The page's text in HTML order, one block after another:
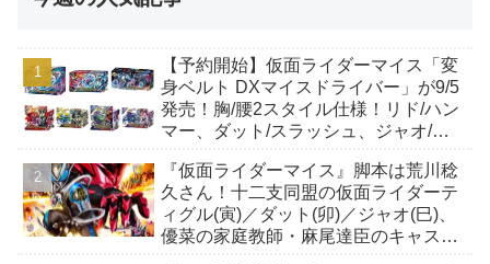
【予約開始】仮面ライダーマイス「変
身ベルト DXマイスドライバー」が9/5
発売！胸/腰2スタイル仕様！リド/ハン
マー、ダット/スラッシュ、ジャオ/バ
も！
『仮面ライダーマイス』脚本は荒川稔
久さん！十二支同盟の仮面ライダーテ
ィグル(寅)／ダット(卯)／ジャオ(巳)、
優菜の家庭教師・麻尾達臣のキャスト